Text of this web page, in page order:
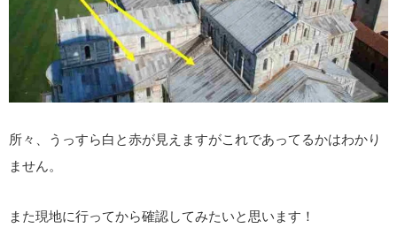
所々、うっすら白と赤が見えますがこれであってるかはわかり
ません。
また現地に行ってから確認してみたいと思います！